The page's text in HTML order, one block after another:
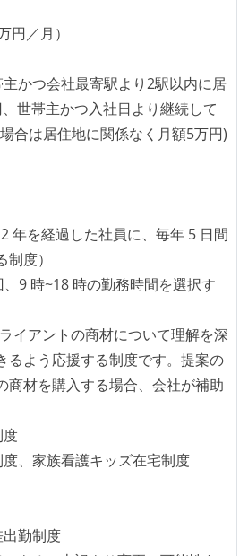
円／月）
かつ会社最寄駅より2駅以内に居
世帯主かつ入社日より継続して
合は居住地に関係なく月額5万円)
年を経過した社員に、毎年 5 日間
度）
9 時~18 時の勤務時間を選択す
イアントの商材について理解を深
るよう応援する制度です。提案の
商材を購入する場合、会社が補助
度
、家族看護キッズ在宅制度
勤制度